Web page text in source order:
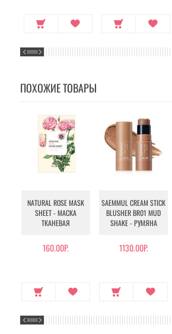
ПОХОЖИЕ ТОВАРЫ
NATURAL ROSE MASK
SHEET - МАСКА
ТКАНЕВАЯ
160.00Р.
SAEMMUL CREAM STICK
BLUSHER BR01 MUD
SHAKE - РУМЯНА
1130.00Р.